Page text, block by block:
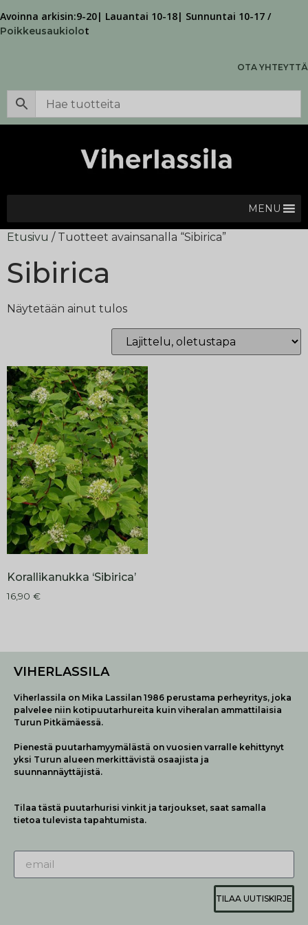
Avoinna arkisin:9-20| Lauantai 10-18| Sunnuntai 10-17 /
Poikkeusaukiolot
OTA YHTEYTTÄ
MENU
Etusivu / Tuotteet avainsanalla “Sibirica”
Sibirica
Näytetään ainut tulos
Korallikanukka ‘Sibirica’
16,90 €
VIHERLASSILA
Viherlassila on Mika Lassilan 1986 perustama perheyritys, joka
palvelee niin kotipuutarhureita kuin viheralan ammattilaisia
Turun Pitkämäessä.
Pienestä puutarhamyymälästä on vuosien varralle kehittynyt
yksi Turun alueen merkittävistä osaajista ja
suunnannäyttäjistä.
Tilaa tästä puutarhurisi vinkit ja tarjoukset, saat samalla
tietoa tulevista tapahtumista.
TILAA UUTISKIRJE